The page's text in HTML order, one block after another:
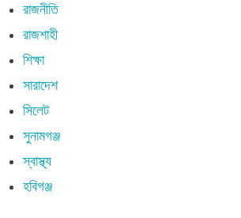
রাজনীতি
রাজশাহী
শিক্ষা
সারাদেশ
সিলেট
সুনামগঞ্জ
স্বাস্থ্য
হবিগঞ্জ